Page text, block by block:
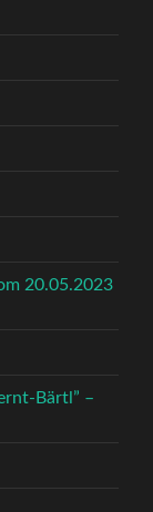
20.05.2023
Bärtl” –